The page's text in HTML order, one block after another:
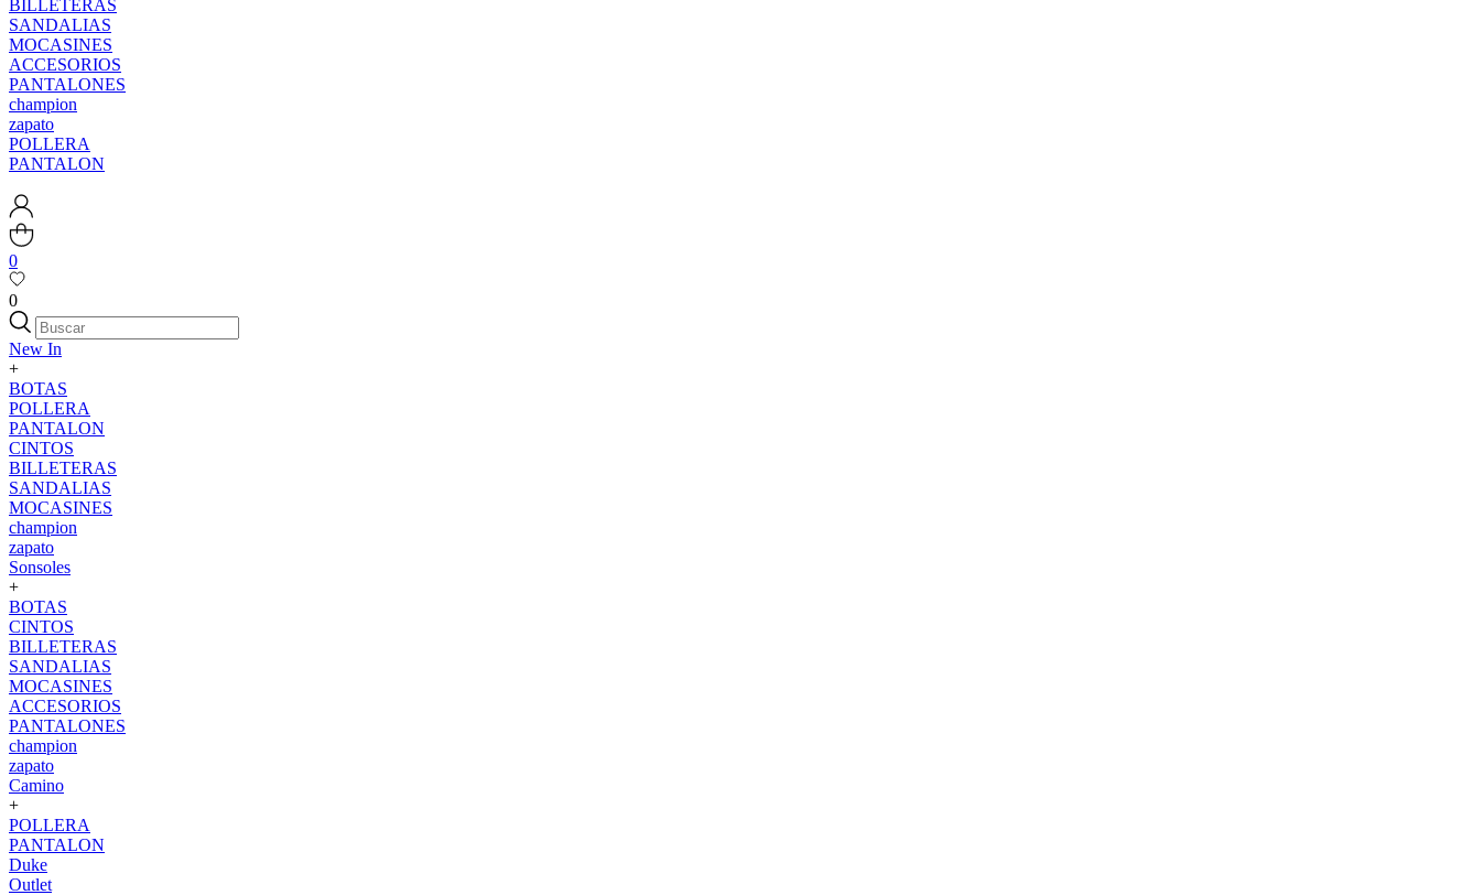
BILLETERAS
SANDALIAS
MOCASINES
ACCESORIOS
PANTALONES
champion
zapato
POLLERA
PANTALON
0
0
New In
+
BOTAS
POLLERA
PANTALON
CINTOS
BILLETERAS
SANDALIAS
MOCASINES
champion
zapato
Sonsoles
+
BOTAS
CINTOS
BILLETERAS
SANDALIAS
MOCASINES
ACCESORIOS
PANTALONES
champion
zapato
Camino
+
POLLERA
PANTALON
Duke
Outlet